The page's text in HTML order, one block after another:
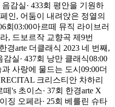
음감실· 433회 평안을 기원하
인, 어둠이 내려앉은 정열의
회 03:00아르떼 뮤직 라이브러
, 드보르작 교향곡 제9번
경arte 더클래식 2023 네 번째,
감실· 437회 낭만 클래식08:00
사랑에 물드는 도시 09:00더
크리스티안 차하리
떼's 초이스· 37회 한경arte X
징 오페라· 25회 베를린 슈타